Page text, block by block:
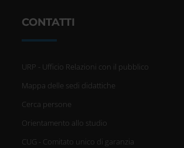
CONTATTI
URP - Ufficio Relazioni con il pubblico
Mappa delle sedi didattiche
Cerca persone
Orientamento allo studio
CUG - Comitato unico di garanzia